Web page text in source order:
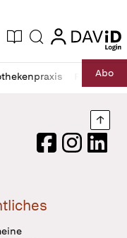
Ausgabe
Suche login
login
RechtAbo
FacebookInstagram